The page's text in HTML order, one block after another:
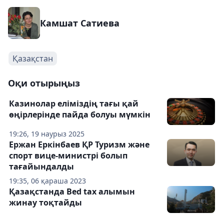
Камшат Сатиева
Қазақстан
Оқи отырыңыз
19:26, 19 наурыз 2025
Казинолар еліміздің тағы қай
өңірлерінде пайда болуы мүмкін
19:35, 06 қараша 2023
Ержан Еркінбаев ҚР Туризм және
спорт вице-министрі болып
тағайындалды
Қазақстанда Bed tax алымын
жинау тоқтайды